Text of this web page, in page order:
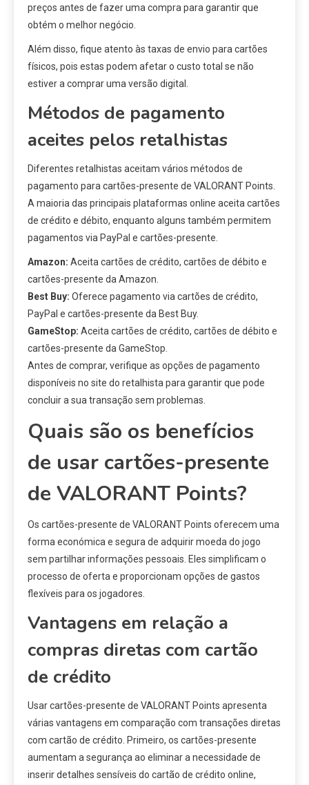
preços antes de fazer uma compra para garantir que
obtém o melhor negócio.
Além disso, fique atento às taxas de envio para cartões
físicos, pois estas podem afetar o custo total se não
estiver a comprar uma versão digital.
Métodos de pagamento
aceites pelos retalhistas
Diferentes retalhistas aceitam vários métodos de
pagamento para cartões-presente de VALORANT Points.
A maioria das principais plataformas online aceita cartões
de crédito e débito, enquanto alguns também permitem
pagamentos via PayPal e cartões-presente.
Amazon: Aceita cartões de crédito, cartões de débito e
cartões-presente da Amazon.
Best Buy: Oferece pagamento via cartões de crédito,
PayPal e cartões-presente da Best Buy.
GameStop: Aceita cartões de crédito, cartões de débito e
cartões-presente da GameStop.
Antes de comprar, verifique as opções de pagamento
disponíveis no site do retalhista para garantir que pode
concluir a sua transação sem problemas.
Quais são os benefícios
de usar cartões-presente
de VALORANT Points?
Os cartões-presente de VALORANT Points oferecem uma
forma económica e segura de adquirir moeda do jogo
sem partilhar informações pessoais. Eles simplificam o
processo de oferta e proporcionam opções de gastos
flexíveis para os jogadores.
Vantagens em relação a
compras diretas com cartão
de crédito
Usar cartões-presente de VALORANT Points apresenta
várias vantagens em comparação com transações diretas
com cartão de crédito. Primeiro, os cartões-presente
aumentam a segurança ao eliminar a necessidade de
inserir detalhes sensíveis do cartão de crédito online,